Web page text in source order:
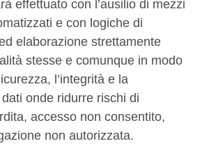
effettuato con l’ausilio di mezzi
e con logiche di
elaborazione strettamente
stesse e comunque in modo
l’integrità e la
onde ridurre rischi di
accesso non consentito,
non autorizzata.